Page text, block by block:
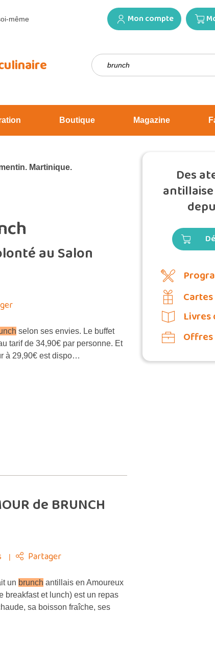
même Mon compte
Rechercher :
Boutique Magazine
Martinique.
au Salon
selon ses envies. Le buffet
tarif de 34,90€ par personne. Et
à 29,90€ est dispo…
de BRUNCH
Partager
un brunch antillais en Amoureux
breakfast et lunch) est un repas
sa boisson fraîche, ses
Des
Livres